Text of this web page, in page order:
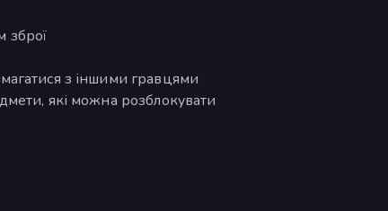
зброї
з іншими гравцями
які можна розблокувати